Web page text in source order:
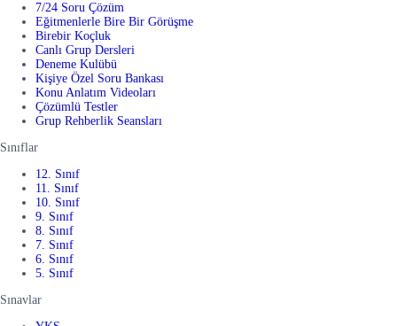
7/24 Soru Çözüm
Eğitmenlerle Bire Bir Görüşme
Birebir Koçluk
Canlı Grup Dersleri
Deneme Kulübü
Kişiye Özel Soru Bankası
Konu Anlatım Videoları
Çözümlü Testler
Grup Rehberlik Seansları
Sınıflar
12. Sınıf
11. Sınıf
10. Sınıf
9. Sınıf
8. Sınıf
7. Sınıf
6. Sınıf
5. Sınıf
Sınavlar